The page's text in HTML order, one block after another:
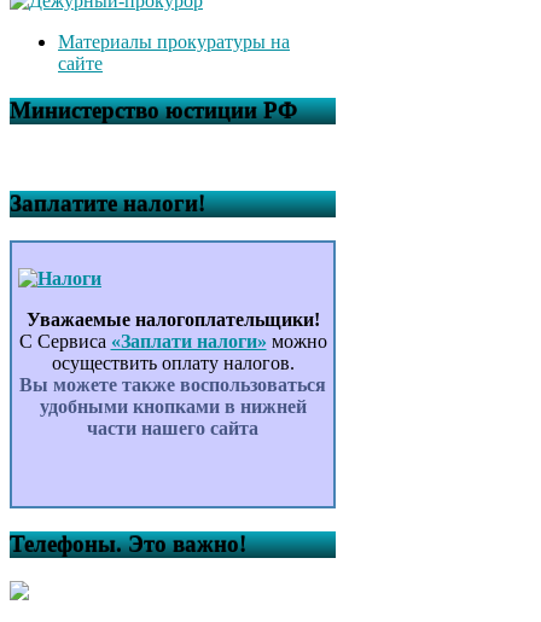
Материалы прокуратуры на
сайте
Министерство юстиции РФ
Заплатите налоги!
Уважаемые налогоплательщики!
С Сервиса «Заплати налоги» можно
осуществить оплату налогов.
Вы можете также воспользоваться
удобными кнопками в нижней
части нашего сайта
Телефоны. Это важно!